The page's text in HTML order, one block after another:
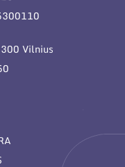
Vilnius